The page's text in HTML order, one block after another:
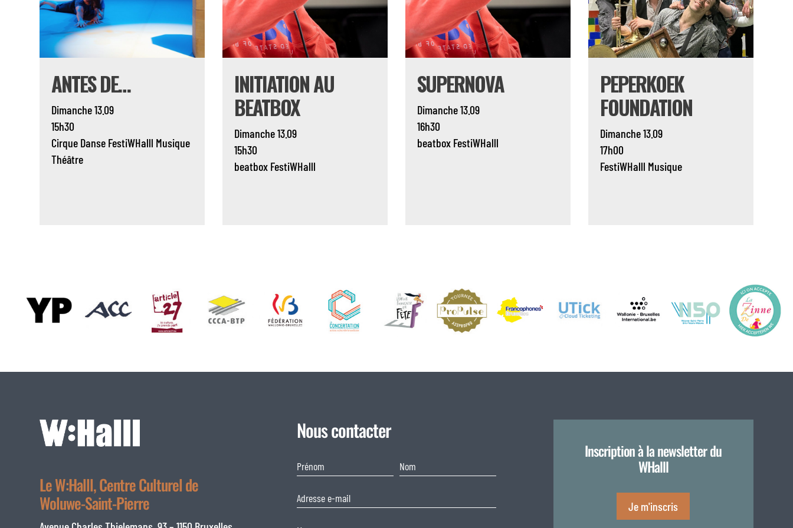
ANTES DE…
Dimanche 13.09
15h30
Cirque Danse FestiWHalll Musique
Théâtre
INITIATION AU
BEATBOX
Dimanche 13.09
15h30
beatbox FestiWHalll
SUPERNOVA
Dimanche 13.09
16h30
beatbox FestiWHalll
PEPERKOEK
FOUNDATION
Dimanche 13.09
17h00
FestiWHalll Musique
Le W:Halll, Centre Culturel de
Woluwe-Saint-Pierre
Nous contacter
Inscription à la newsletter du
WHalll
Je m'inscris